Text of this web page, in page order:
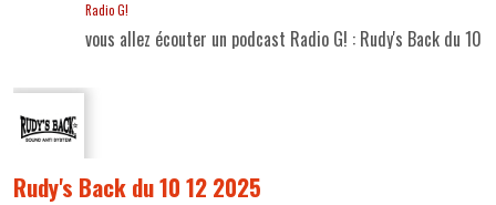
Radio G!
vous allez écouter un podcast Radio G! : Rudy's Back du 10
Rudy's Back du 10 12 2025